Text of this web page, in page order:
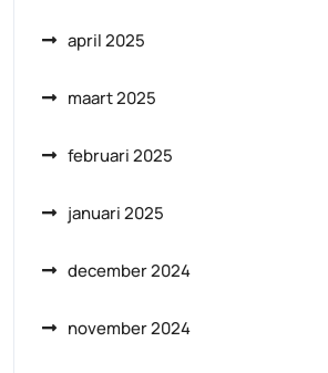
april 2025
maart 2025
februari 2025
januari 2025
december 2024
november 2024